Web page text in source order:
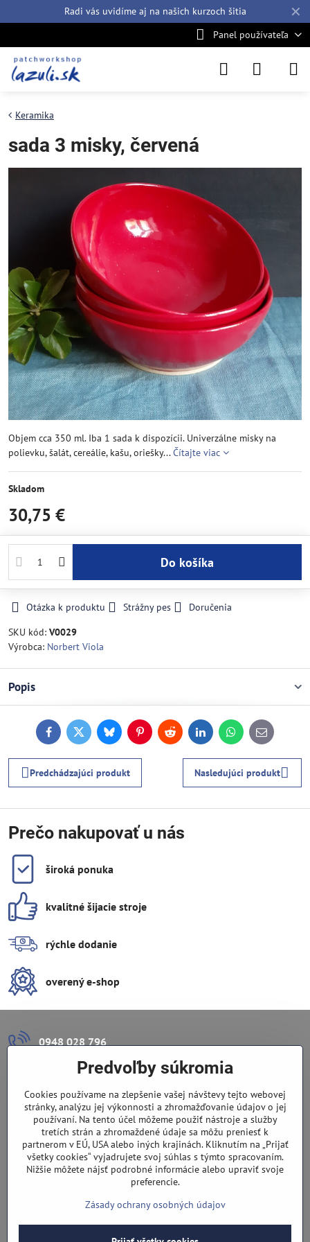
✕
Radi vás uvidíme aj na našich kurzoch šitia
Panel používateľa
Keramika
sada 3 misky, červená
Objem cca 350 ml. Iba 1 sada k dispozícii. Univerzálne misky na
polievku, šalát, cereálie, kašu, oriešky...Čítajte viac
Skladom
30,75 €
Do košíka
Otázka k produktu Strážny pes
Doručenia
SKU kód: V0029
Výrobca: Norbert Viola
Popis
FacebookTwitterBlueskyPinterestReddit LinkedInWhatsApp
E-
mail
Predchádzajúci produkt Nasledujúci produkt
Prečo nakupovať u nás
široká ponuka
kvalitné šijacie stroje
rýchle dodanie
overený e-shop
0948 028 796
info​@lazuli​.sk
Lazuli s​.r​.o​.
Predajňa
Nové Zámky, Pri gymnáziu 6
(slepá ulica), v tesnej blízkosti centra mesta, parkovanie v ulici
Predvoľby súkromia
Cookies používame na zlepšenie vašej návštevy tejto webovej
stránky, analýzu jej výkonnosti a zhromažďovanie údajov o jej
používaní. Na tento účel môžeme použiť nástroje a služby
tretích strán a zhromaždené údaje sa môžu preniesť k
partnerom v EÚ, USA alebo iných krajinách. Kliknutím na „Prijať
všetky cookies“ vyjadrujete svoj súhlas s týmto spracovaním.
Nižšie môžete nájsť podrobné informácie alebo upraviť svoje
preferencie.
Zásady ochrany osobných údajov